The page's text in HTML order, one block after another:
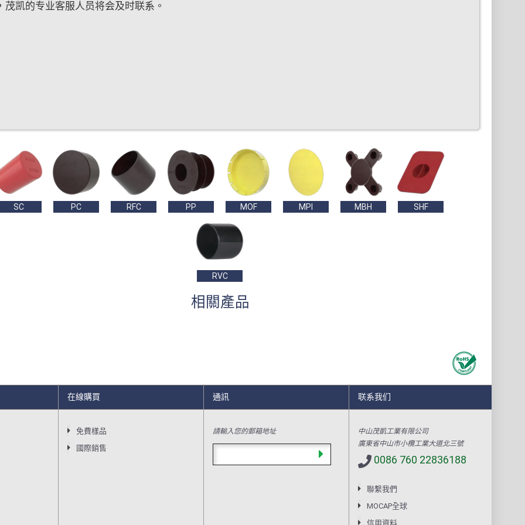
茂凯的专业客服人员将会及时联系。
SC PC RFC PP MOF MPI MBH SHF
RVC
相關產品
在線購買
免費樣品
國際銷售
通訊
請輸入您的郵箱地址
联系我们
中山茂凱工業有限公司
廣東省中山市小欖工業大道北三號
0086 760 22836188
聯繫我們
MOCAP全球
信用資料